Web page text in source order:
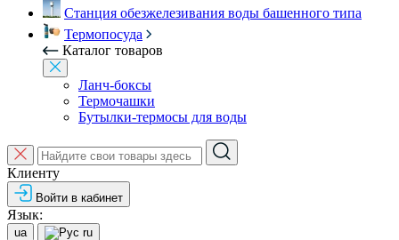
Станция обезжелезивания воды башенного типа
Термопосуда
Каталог товаров
Ланч-боксы
Термочашки
Бутылки-термосы для воды
Клиенту
Войти в кабинет
Язык:
ua ru